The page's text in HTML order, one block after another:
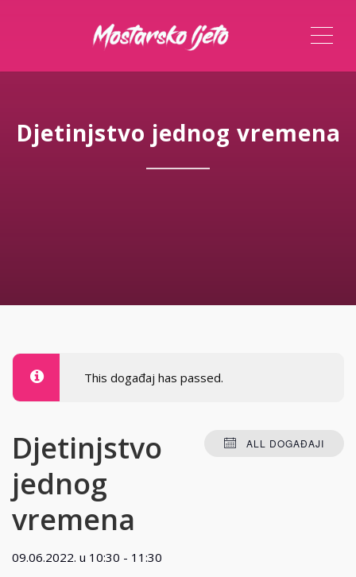
Djetinjstvo jednog vremena
This događaj has passed.
ALL DOGAĐAJI
Djetinjstvo
jednog
vremena
09.06.2022. u 10:30 - 11:30